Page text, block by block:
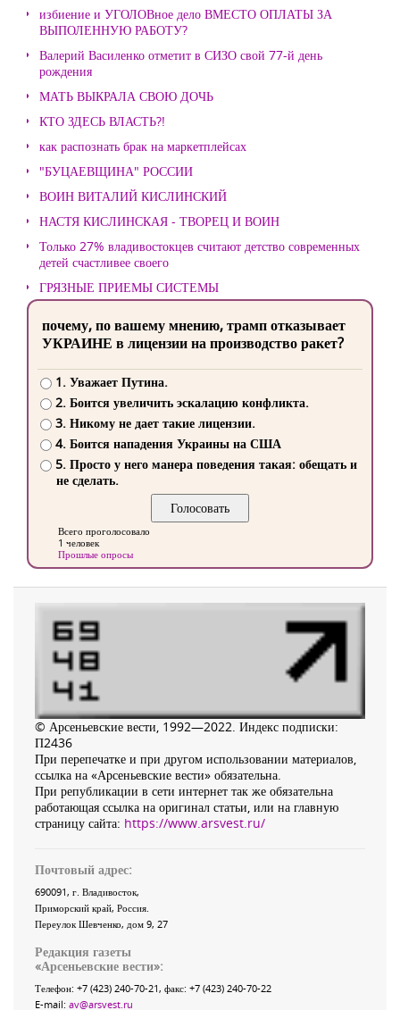
избиение и УГОЛОВное дело ВМЕСТО ОПЛАТЫ ЗА
ВЫПОЛЕННУЮ РАБОТУ?
Валерий Василенко отметит в СИЗО свой 77-й день
рождения
МАТЬ ВЫКРАЛА СВОЮ ДОЧЬ
КТО ЗДЕСЬ ВЛАСТЬ?!
как распознать брак на маркетплейсах
"БУЦАЕВЩИНА" РОССИИ
ВОИН ВИТАЛИЙ КИСЛИНСКИЙ
НАСТЯ КИСЛИНСКАЯ - ТВОРЕЦ И ВОИН
Только 27% владивостокцев считают детство современных
детей счастливее своего
ГРЯЗНЫЕ ПРИЕМЫ СИСТЕМЫ
почему, по вашему мнению, трамп отказывает
УКРАИНЕ в лицензии на производство ракет?
1. Уважает Путина.
2. Боится увеличить эскалацию конфликта.
3. Никому не дает такие лицензии.
4. Боится нападения Украины на США
5. Просто у него манера поведения такая: обещать и
не сделать.
Всего проголосовало
1 человек
Прошлые опросы
© Арсеньевские вести, 1992—2022. Индекс подписки:
П2436
При перепечатке и при другом использовании материалов,
ссылка на «Арсеньевские вести» обязательна.
При републикации в сети интернет так же обязательна
работающая ссылка на оригинал статьи, или на главную
страницу сайта: https://www.arsvest.ru/
Почтовый адрес:
690091, г. Владивосток,
Приморский край, Россия.
Переулок Шевченко, дом 9, 27
Редакция газеты
«Арсеньевские вести»:
Телефон: +7 (423) 240-70-21, факс: +7 (423) 240-70-22
E-mail: av@arsvest.ru